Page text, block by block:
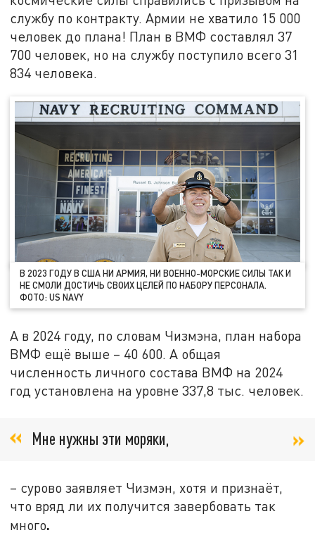
службу по контракту. Армии не хватило 15 000
человек до плана! План в ВМФ составлял 37
700 человек, но на службу поступило всего 31
834 человека.
В 2023 ГОДУ В США НИ АРМИЯ, НИ ВОЕННО-МОРСКИЕ СИЛЫ ТАК И
НЕ СМОЛИ ДОСТИЧЬ СВОИХ ЦЕЛЕЙ ПО НАБОРУ ПЕРСОНАЛА.
ФОТО: US NAVY
А в 2024 году, по словам Чизмэна, план набора
ВМФ ещё выше – 40 600. А общая
численность личного состава ВМФ на 2024
год установлена на уровне 337,8 тыс. человек.
Мне нужны эти моряки,
– сурово заявляет Чизмэн, хотя и признаёт,
что вряд ли их получится завербовать так
много.